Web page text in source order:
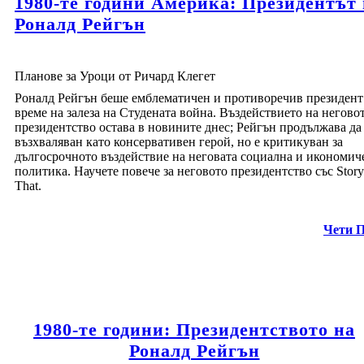
Роналд Рейгън
Планове за Уроци от Ричард Клегет
Роналд Рейгън беше емблематичен и противоречив
време на залеза на Студената война. Въздействието на
президентство остава в новините днес; Рейгън продължава да
възхваляван като консервативен герой, но е критикуван за
дългосрочното въздействие на неговата социална и
политика. Научете повече за неговото президентство със
That.
Чети
1980-те години: Президентството на
Роналд Рейгън